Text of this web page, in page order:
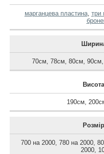
марганцева пластина, три
70см, 78см, 80см, 90см,
190см,
700 на 2000, 780 на 2000,
2000,